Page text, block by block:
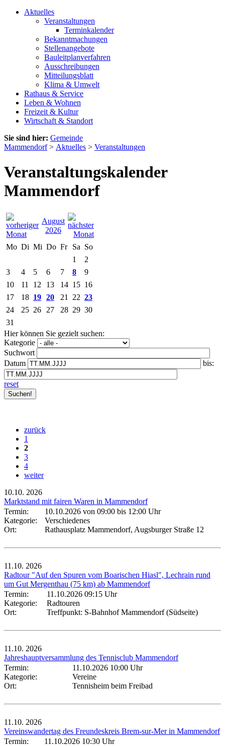
Aktuelles
Veranstaltungen
Terminkalender
Bekanntmachungen
Stellenangebote
Bauleitplanverfahren
Ausschreibungen
Mitteilungsblatt
Klima & Umwelt
Rathaus & Service
Leben & Wohnen
Freizeit & Kultur
Wirtschaft & Standort
Sie sind hier: Gemeinde
Mammendorf> Aktuelles > Veranstaltungen
Veranstaltungskalender
Mammendorf
August
2026
Mo Di Mi Do Fr Sa So
1
2
3
4 5 6 7 8
9
10
11 12 13 14 15 16
17
18 19 20 21 22 23
24
25 26 27 28 29 30
31
Hier können Sie gezielt suchen:
Kategorie
Suchwort
Datum
bis:
reset
zurück
1
2
3
4
weiter
10.10. 2026
Marktstand mit fairen Waren in Mammendorf
Termin:
10.10.2026 von 09:00 bis 12:00 Uhr
Kategorie:
Verschiedenes
Ort:
Rathausplatz Mammendorf, Augsburger Straße 12
11.10. 2026
Radtour "Auf den Spuren vom Boarischen Hiasl", Lechrain rund
um Gut Mergenthau (75 km) ab Mammendorf
Termin:
11.10.2026 09:15 Uhr
Kategorie:
Radtouren
Ort:
Treffpunkt: S-Bahnhof Mammendorf (Südseite)
11.10. 2026
Jahreshauptversammlung des Tennisclub Mammendorf
Termin:
11.10.2026 10:00 Uhr
Kategorie:
Vereine
Ort:
Tennisheim beim Freibad
11.10. 2026
Vereinswandertag des Freundeskreis Brem-sur-Mer in Mammendorf
Termin:
11.10.2026 10:30 Uhr